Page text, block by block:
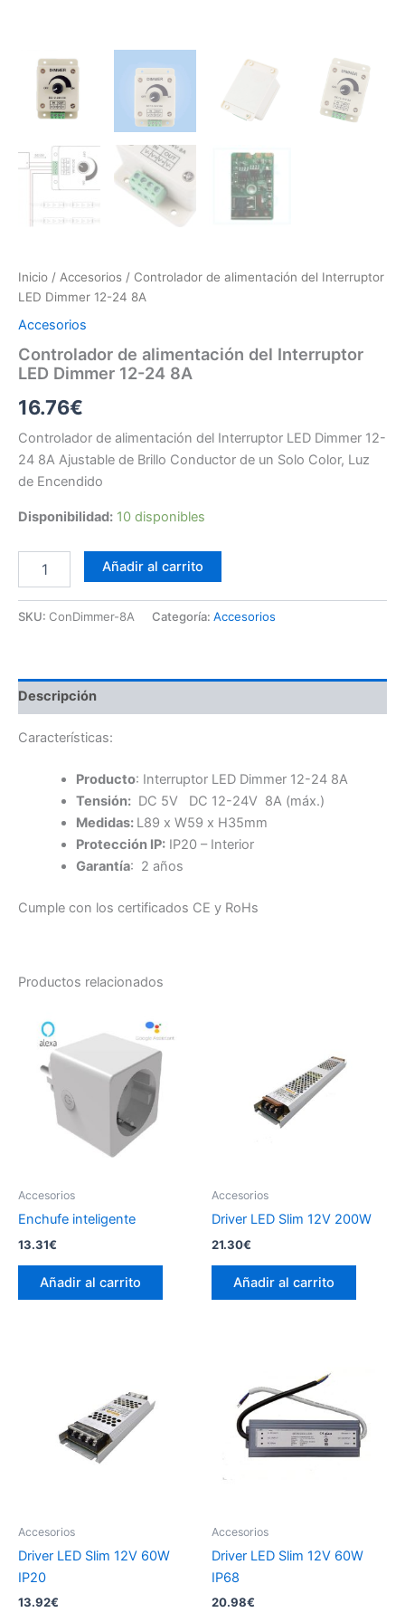
Inicio / Accesorios / Controlador de alimentación del Interruptor
LED Dimmer 12-24 8A
Accesorios
Controlador de alimentación del Interruptor
LED Dimmer 12-24 8A
16.76€
Controlador de alimentación del Interruptor LED Dimmer 12-
24 8A Ajustable de Brillo Conductor de un Solo Color, Luz
de Encendido
Disponibilidad: 10 disponibles
del
12-
24
cantidad
Añadir al carrito
SKU: ConDimmer-8A Categoría: Accesorios
Descripción
Características:
Producto: Interruptor LED Dimmer 12-24 8A
Tensión:DC 5V DC 12-24V 8A (máx.)
Medidas: L89 x W59 x H35mm
Protección IP:IP20 – Interior
Garantía: 2 años
Cumple con los certificados CE y RoHs
Productos relacionados
Accesorios
Enchufe inteligente
13.31€
Añadir al carrito
Accesorios
Driver LED Slim 12V 200W
21.30€
Añadir al carrito
Accesorios
Driver LED Slim 12V 60W
IP20
13.92€
Accesorios
Driver LED Slim 12V 60W
IP68
20.98€